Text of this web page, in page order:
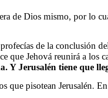
de Dios mismo, por lo
de la conclusión
que Jehová reunirá a los
Y Jerusalén tiene que
pisotean Jerusalén.